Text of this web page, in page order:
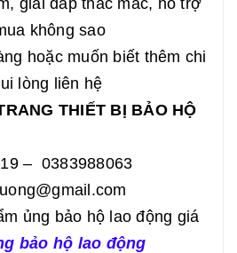
giải đáp thắc mắc, hỗ trợ
không sao
hoặc muốn biết thêm chi
lòng liên hệ
THIẾT BỊ BẢO HỘ
– 0383988063
ủng bảo hộ lao động giá
bảo hộ lao động